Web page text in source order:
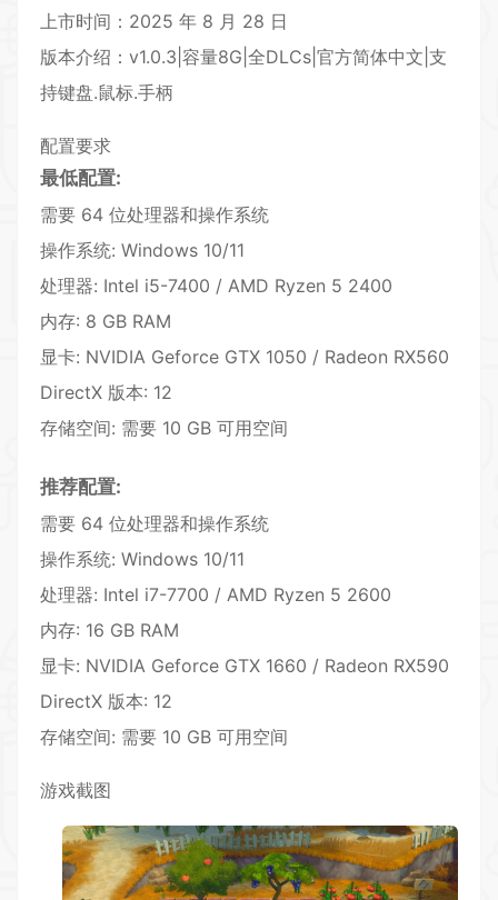
上市时间：2025 年 8 月 28 日
版本介绍：v1.0.3|容量8G|全DLCs|官方简体中文|支
持键盘.鼠标.手柄
配置要求
最低配置:
需要 64 位处理器和操作系统
操作系统: Windows 10/11
处理器: Intel i5-7400 / AMD Ryzen 5 2400
内存: 8 GB RAM
显卡: NVIDIA Geforce GTX 1050 / Radeon RX560
DirectX 版本: 12
存储空间: 需要 10 GB 可用空间
推荐配置:
需要 64 位处理器和操作系统
操作系统: Windows 10/11
处理器: Intel i7-7700 / AMD Ryzen 5 2600
内存: 16 GB RAM
显卡: NVIDIA Geforce GTX 1660 / Radeon RX590
DirectX 版本: 12
存储空间: 需要 10 GB 可用空间
游戏截图